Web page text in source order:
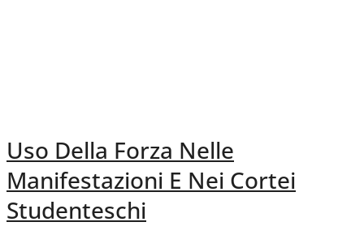
Uso Della Forza Nelle
Manifestazioni E Nei Cortei
Studenteschi